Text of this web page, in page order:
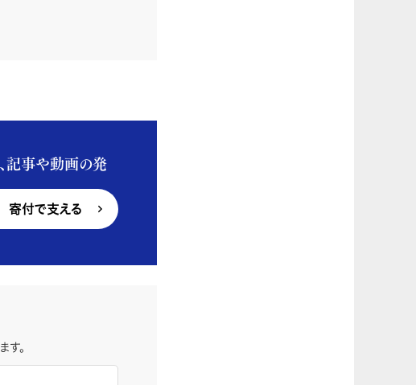
記事や動画の発
寄付で支える
。